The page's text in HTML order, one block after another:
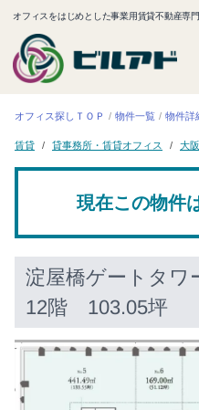
オフィスをはじめとした事業用賃貸不動産専
オフィス探しＴＯＰ 物件一覧 物件詳
賃貸 貸事務所・賃貸オフィス 大
現在この物件
淀屋橋ゲートタワ
12階 103.05坪